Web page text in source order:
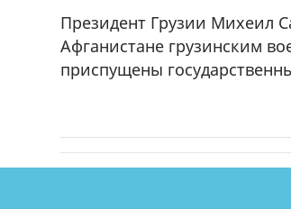
Президент Грузии Михеил
Афганистане грузинским
приспущены